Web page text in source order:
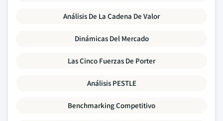
Análisis De La Cadena De Valor
Dinámicas Del Mercado
Las Cinco Fuerzas De Porter
Análisis PESTLE
Benchmarking Competitivo